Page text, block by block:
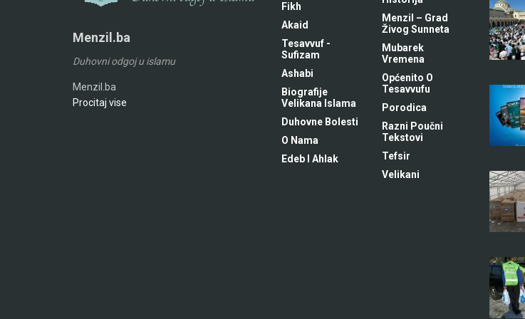
Menzil.ba
Duhovni odgoj u islamu
Menzil.ba
Procitaj vise
Fikh
Akaid
Tesavvuf -
Sufizam
Ashabi
Biografije
Velikana Islama
Duhovne Bolesti
O Nama
Edeb I Ahlak
Menzil – Grad
Živog Sunneta
Mubarek
Vremena
Općenito O
Tesavvufu
Porodica
Razni Poučni
Tekstovi
Tefsir
Velikani